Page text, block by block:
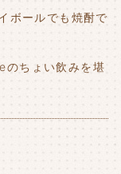
ボールでも焼酎で
のちょい飲みを堪